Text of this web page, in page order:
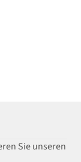
Sie unseren